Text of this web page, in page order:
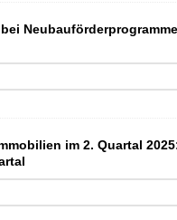
im 2. Quartal